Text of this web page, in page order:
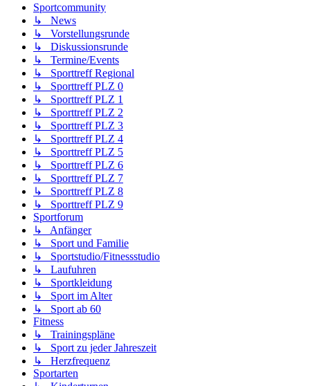
Sportcommunity
↳ News
↳ Vorstellungsrunde
↳ Diskussionsrunde
↳ Termine/Events
↳ Sporttreff Regional
↳ Sporttreff PLZ 0
↳ Sporttreff PLZ 1
↳ Sporttreff PLZ 2
↳ Sporttreff PLZ 3
↳ Sporttreff PLZ 4
↳ Sporttreff PLZ 5
↳ Sporttreff PLZ 6
↳ Sporttreff PLZ 7
↳ Sporttreff PLZ 8
↳ Sporttreff PLZ 9
Sportforum
↳ Anfänger
↳ Sport und Familie
↳ Sportstudio/Fitnessstudio
↳ Laufuhren
↳ Sportkleidung
↳ Sport im Alter
↳ Sport ab 60
Fitness
↳ Trainingspläne
↳ Sport zu jeder Jahreszeit
↳ Herzfrequenz
Sportarten